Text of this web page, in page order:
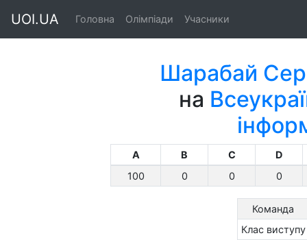
UOI.UA Головна Олімпіади Учасники
Шарабай
на
A B C
D
100
0 0 0
Команда
Клас виступу